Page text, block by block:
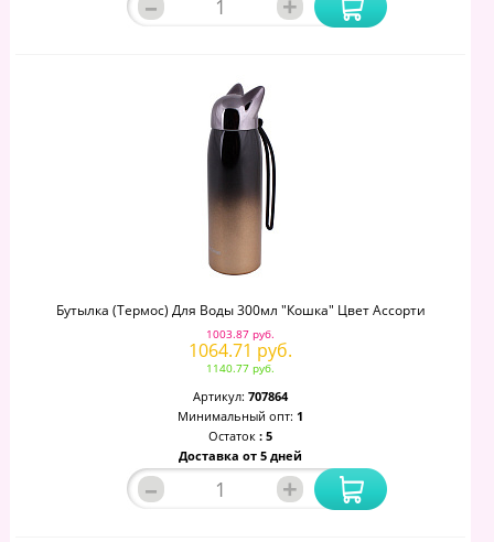
Бутылка (термос) Для Воды 300мл "Кошка" Цвет Ассорти
1003.87 руб.
1064.71 руб.
1140.77 руб.
Артикул: 707864
Минимальный опт: 1
Остаток : 5
Доставка от 5 дней
– +